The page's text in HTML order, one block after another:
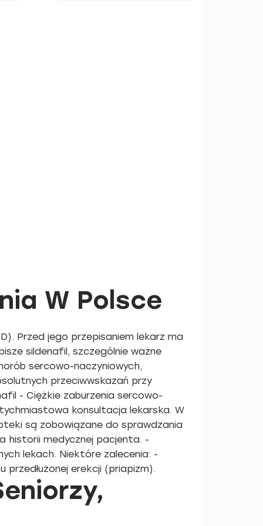
W Polsce
Przed jego przepisaniem lekarz ma
sildenafil, szczególnie ważne
sercowo-naczyniowych,
przeciwwskazań przy
- Ciężkie zaburzenia sercowo-
konsultacja lekarska. W
są zobowiązane do sprawdzania
historii medycznej pacjenta. -
lekach. Niektóre zalecenia: -
erekcji (priapizm).